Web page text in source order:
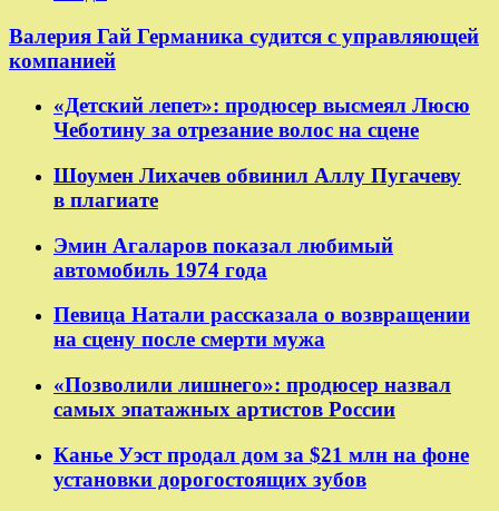
Валерия Гай Германика судится с управляющей
компанией
«Детский лепет»: продюсер высмеял Люсю
Чеботину за отрезание волос на сцене
Шоумен Лихачев обвинил Аллу Пугачеву
в плагиате
Эмин Агаларов показал любимый
автомобиль 1974 года
Певица Натали рассказала о возвращении
на сцену после смерти мужа
«Позволили лишнего»: продюсер назвал
самых эпатажных артистов России
Канье Уэст продал дом за $21 млн на фоне
установки дорогостоящих зубов